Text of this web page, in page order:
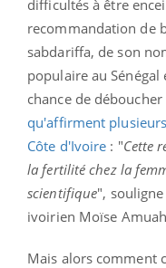
difficultés à être
recommandation de
sabdariffa, de son
populaire au
chance de
qu'affirment
Côte d'Ivoire : "Cette
la fertilité chez la
scientifique",
ivoirien Moïse
Mais alors comment